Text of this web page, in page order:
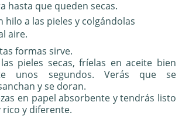
hasta que queden secas.
hilo a las pieles y colgándolas
aire.
formas sirve.
pieles secas, fríelas en aceite bien
unos segundos. Verás que se
y se doran.
en papel absorbente y tendrás listo
y diferente.